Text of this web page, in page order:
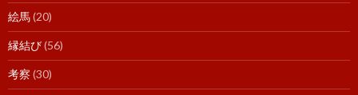
絵馬(20)
縁結び(56)
考察 (30)